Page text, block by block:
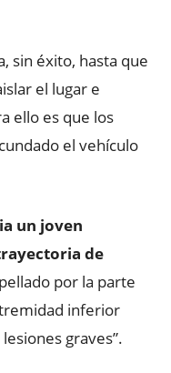
sin éxito, hasta que
el lugar e
ello es que los
el vehículo
un joven
de
por la parte
inferior
graves”.